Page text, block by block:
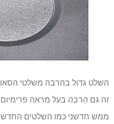
זה גם הַרבֵּה
ממש חדשני כמו השלטים